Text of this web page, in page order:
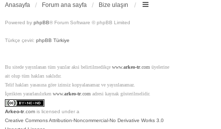
Anasayfa Forum ana sayfa Bize ulaşın
Powered by phpBB® Forum Software © phpBB Limited
Türkçe çeviri: phpBB Türkiye
Bu sitede yayınlanan tüm yazılar aksi belirtilmedikçe www.arkeo-tr.com üyelerine
ait olup tüm hakları saklıdır.
Telif hakları yasasına göre izinsiz kopyalanamaz ve yayınlanamaz.
İçerikten yararlanılırken www.arkeo-tr.com adresi kaynak gösterilmelidir.
Arkeo-tr .com is licensed under a
Creative Commons Attribution-Noncommercial-No Derivative Works 3.0